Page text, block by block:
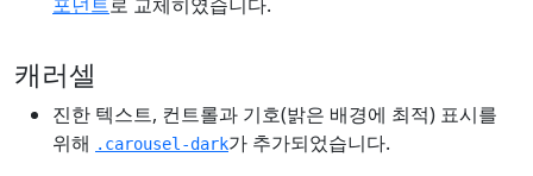
캐러셀
진한 텍스트, 컨트롤과 기호(밝은 배경에 최적) 표시를
위해 .carousel-dark가 추가되었습니다.